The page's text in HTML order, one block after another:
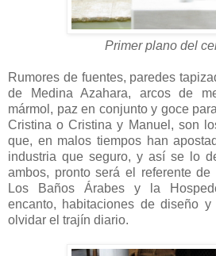
Primer plano del
Rumores de fuentes, paredes
de Medina Azahara, arcos de
mármol, paz en conjunto y goce
Cristina o Cristina y Manuel, son
que, en malos tiempos han
industria que seguro, y así se lo
ambos, pronto será el referente
Los Baños Árabes y la
encanto, habitaciones de diseño
olvidar el trajín diario.